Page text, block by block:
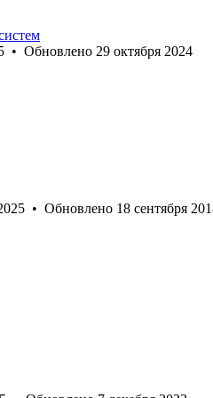
• Обновлено 29 октября 2024
• Обновлено 18 сентября